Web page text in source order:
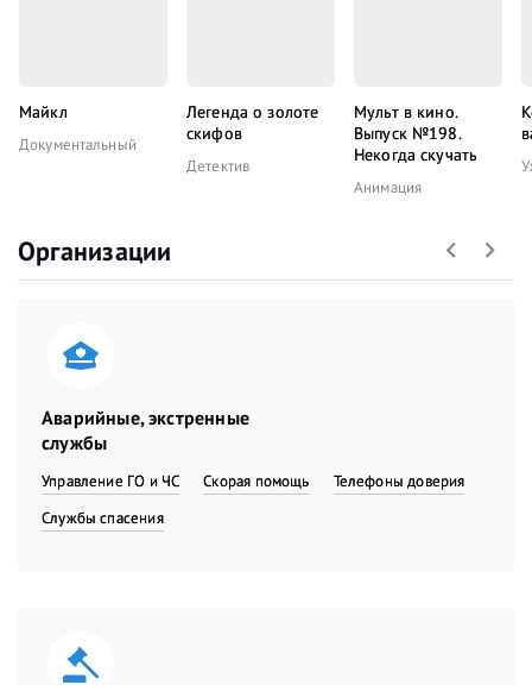
Майкл
Документальный
Легенда о золоте
скифов
Детектив
Мульт в кино.
Выпуск №198.
Некогда скучать
Анимация
Организации
Аварийные, экстренные
службы
Управление ГО и ЧС Скорая помощь
Телефоны доверия
Службы спасения